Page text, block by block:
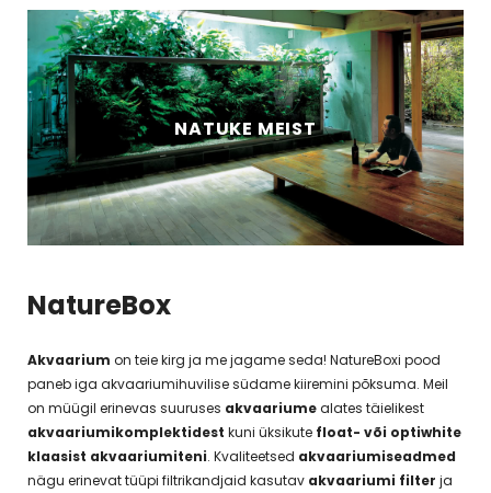
NATUKE MEIST
NatureBox
Akvaarium on teie kirg ja me jagame seda! NatureBoxi pood
paneb iga akvaariumihuvilise südame kiiremini põksuma. Meil
on müügil erinevas suuruses akvaariumealates täielikest
akvaariumikomplektidest kuni üksikute float- või optiwhite
klaasist akvaariumiteni. Kvaliteetsed akvaariumiseadmed
nägu erinevat tüüpi filtrikandjaid kasutav akvaariumi filter ja